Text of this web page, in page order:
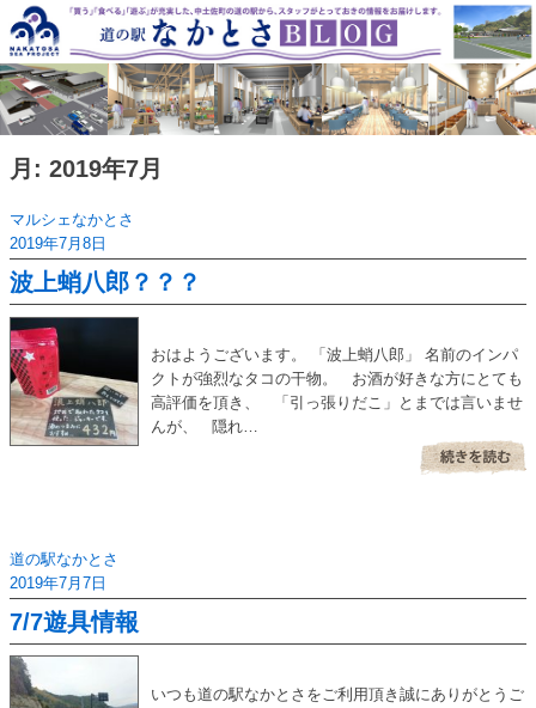
Skip
to
content
月: 2019年7月
マルシェなかとさ
2019年7月8日
波上蛸八郎？？？
おはようございます。 「波上蛸八郎」 名前のインパ
クトが強烈なタコの干物。 お酒が好きな方にとても
高評価を頂き、 「引っ張りだこ」とまでは言いませ
んが、 隠れ…
道の駅なかとさ
2019年7月7日
7/7遊具情報
いつも道の駅なかとさをご利用頂き誠にありがとうご